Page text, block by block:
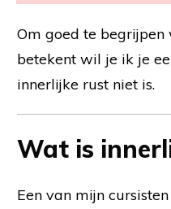
Om goed te
betekent wil je ik je
innerlijke rust niet is.
Wat is
Een van mijn